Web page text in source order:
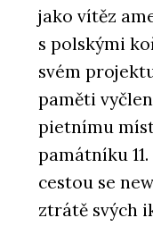
jako vítěz
s polskými
svém
paměti
pietnímu
památníku
cestou se
ztrátě svých